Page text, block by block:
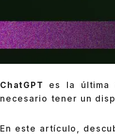
ChatGPT es la última
necesario tener un
En este artículo,